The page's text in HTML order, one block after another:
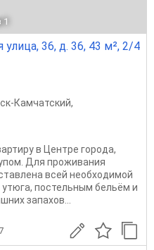
1
36, д. 36, 43 м², 2/4
Камчатский,
в Центре города,
Для проживания
всей необходимой
постельным бельём и
запахов...